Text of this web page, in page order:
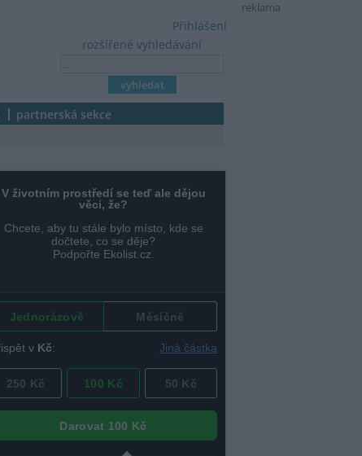
reklama
rozšířené vyhledávání
Přihlášení
partnerská sekce